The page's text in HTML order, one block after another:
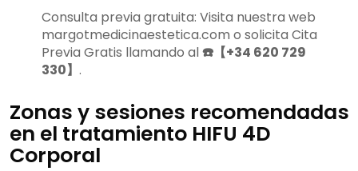
Consulta previa gratuita: Visita nuestra web
margotmedicinaestetica.com o solicita Cita
Previa Gratis llamando al☎️【+34 620 729
330】 .
Zonas y sesiones recomendadas
en el tratamiento HIFU 4D
Corporal